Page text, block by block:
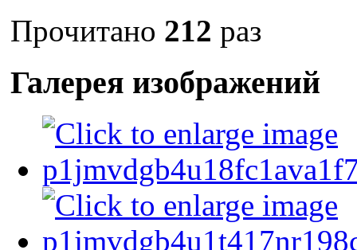
Прочитано 212 раз
Галерея изображений